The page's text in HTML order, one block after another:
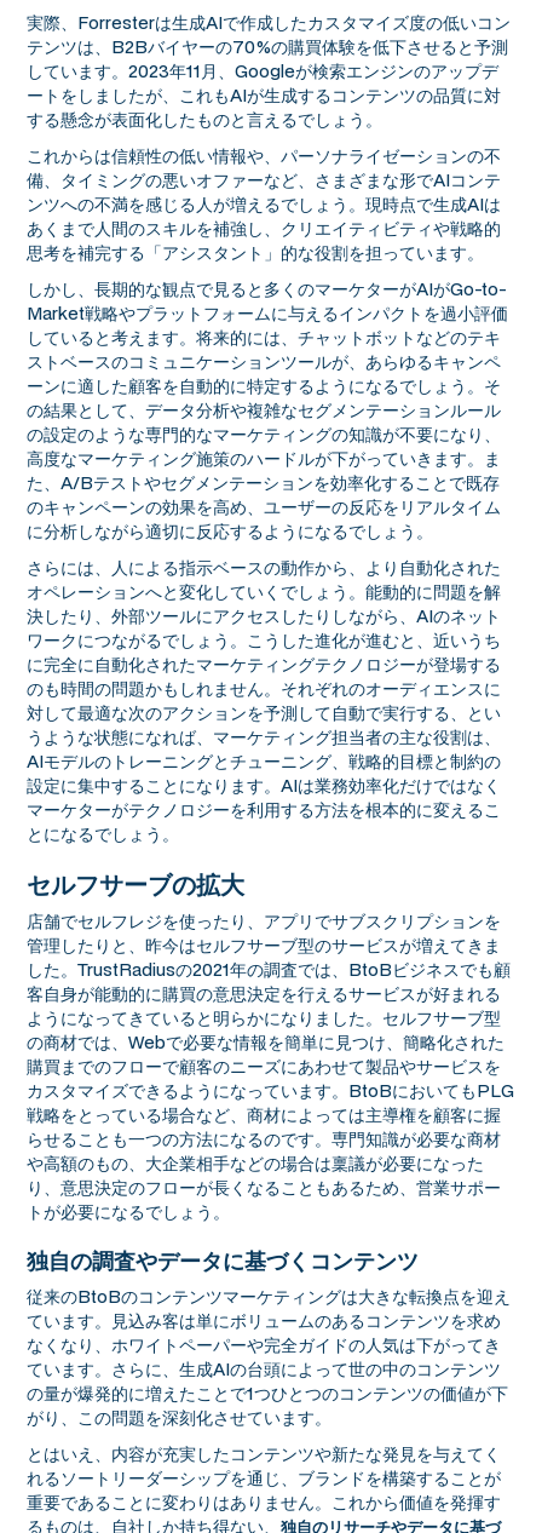
実際、Forresterは生成AIで作成したカスタマイズ度の低いコン
テンツは、B2Bバイヤーの70%の購買体験を低下させると予測
しています。2023年11月、Googleが検索エンジンのアップデ
ートをしましたが、これもAIが生成するコンテンツの品質に対
する懸念が表面化したものと言えるでしょう。
これからは信頼性の低い情報や、パーソナライゼーションの不
備、タイミングの悪いオファーなど、さまざまな形でAIコンテ
ンツへの不満を感じる人が増えるでしょう。現時点で生成AIは
あくまで人間のスキルを補強し、クリエイティビティや戦略的
思考を補完する「アシスタント」的な役割を担っています。
しかし、長期的な観点で見ると多くのマーケターがAIがGo-to-
Market戦略やプラットフォームに与えるインパクトを過小評価
していると考えます。将来的には、チャットボットなどのテキ
ストベースのコミュニケーションツールが、あらゆるキャンペ
ーンに適した顧客を自動的に特定するようになるでしょう。そ
の結果として、データ分析や複雑なセグメンテーションルール
の設定のような専門的なマーケティングの知識が不要になり、
高度なマーケティング施策のハードルが下がっていきます。ま
た、A/Bテストやセグメンテーションを効率化することで既存
のキャンペーンの効果を高め、ユーザーの反応をリアルタイム
に分析しながら適切に反応するようになるでしょう。
さらには、人による指示ベースの動作から、より自動化された
オペレーションへと変化していくでしょう。能動的に問題を解
決したり、外部ツールにアクセスしたりしながら、AIのネット
ワークにつながるでしょう。こうした進化が進むと、近いうち
に完全に自動化されたマーケティングテクノロジーが登場する
のも時間の問題かもしれません。それぞれのオーディエンスに
対して最適な次のアクションを予測して自動で実行する、とい
うような状態になれば、マーケティング担当者の主な役割は、
AIモデルのトレーニングとチューニング、戦略的目標と制約の
設定に集中することになります。AIは業務効率化だけではなく
マーケターがテクノロジーを利用する方法を根本的に変えるこ
とになるでしょう。
セルフサーブの拡大
店舗でセルフレジを使ったり、アプリでサブスクリプションを
管理したりと、昨今はセルフサーブ型のサービスが増えてきま
した。TrustRadiusの2021年の調査では、BtoBビジネスでも顧
客自身が能動的に購買の意思決定を行えるサービスが好まれる
ようになってきていると明らかになりました。セルフサーブ型
の商材では、Webで必要な情報を簡単に見つけ、簡略化された
購買までのフローで顧客のニーズにあわせて製品やサービスを
カスタマイズできるようになっています。BtoBにおいてもPLG
戦略をとっている場合など、商材によっては主導権を顧客に握
らせることも一つの方法になるのです。専門知識が必要な商材
や高額のもの、大企業相手などの場合は稟議が必要になった
り、意思決定のフローが長くなることもあるため、営業サポー
トが必要になるでしょう。
独自の調査やデータに基づくコンテンツ
従来のBtoBのコンテンツマーケティングは大きな転換点を迎え
ています。見込み客は単にボリュームのあるコンテンツを求め
なくなり、ホワイトペーパーや完全ガイドの人気は下がってき
ています。さらに、生成AIの台頭によって世の中のコンテンツ
の量が爆発的に増えたことで1つひとつのコンテンツの価値が下
がり、この問題を深刻化させています。
とはいえ、内容が充実したコンテンツや新たな発見を与えてく
れるソートリーダーシップを通じ、ブランドを構築することが
重要であることに変わりはありません。これから価値を発揮す
るものは、自社しか持ち得ない、独自のリサーチやデータに基づ